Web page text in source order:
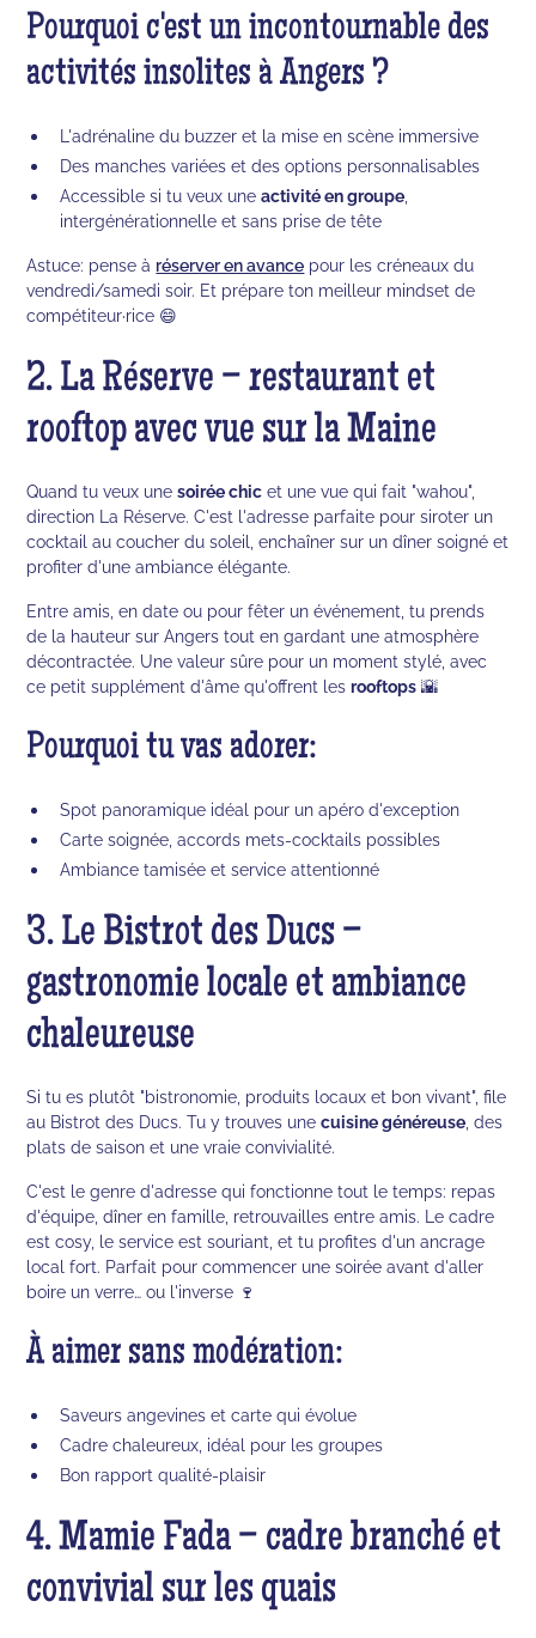
Pourquoi c'est un incontournable des
activités insolites à Angers ?
L'adrénaline du buzzer et la mise en scène immersive
Des manches variées et des options personnalisables
Accessible si tu veux uneactivité en groupe
intergénérationnelle et sans prise de tête
Astuce: pense à réserver en avance pour les créneaux du
vendredi/samedi soir. Et prépare ton meilleur mindset de
compétiteur·rice 😄
2. La Réserve – restaurant et
rooftop avec vue sur la Maine
Quand tu veux unesoirée chic et une vue qui fait "wahou",
direction La Réserve. C'est l'adresse parfaite pour siroter un
cocktail au coucher du soleil, enchaîner sur un dîner soigné et
profiter d'une ambiance élégante.
Entre amis, en date ou pour fêter un événement, tu prends
de la hauteur sur Angers tout en gardant une atmosphère
décontractée. Une valeur sûre pour un moment stylé, avec
ce petit supplément d'âme qu'offrent lesrooftops 🌇
Pourquoi tu vas adorer:
Spot panoramique idéal pour un apéro d'exception
Carte soignée, accords mets-cocktails possibles
Ambiance tamisée et service attentionné
3. Le Bistrot des Ducs –
gastronomie locale et ambiance
chaleureuse
Si tu es plutôt "bistronomie, produits locaux et bon vivant", file
au Bistrot des Ducs. Tu y trouves unecuisine généreuse , des
plats de saison et une vraie convivialité.
C'est le genre d'adresse qui fonctionne tout le temps: repas
d'équipe, dîner en famille, retrouvailles entre amis. Le cadre
est cosy, le service est souriant, et tu profites d'un ancrage
local fort. Parfait pour commencer une soirée avant d'aller
boire un verre… ou l'inverse 🍷
À aimer sans modération:
Saveurs angevines et carte qui évolue
Cadre chaleureux, idéal pour les groupes
Bon rapport qualité-plaisir
4. Mamie Fada – cadre branché et
convivial sur les quais